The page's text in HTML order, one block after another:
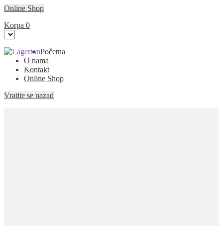
Online Shop
Korpa 0
Preskoči
na
navigaciju
Skoči
na
sadržaj
Početna
O nama
Kontakt
Online Shop
Vratite se nazad